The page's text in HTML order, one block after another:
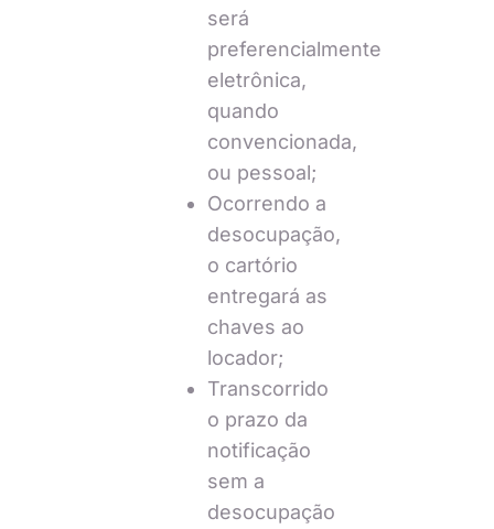
será
preferencialmente
eletrônica,
quando
convencionada,
ou pessoal;
Ocorrendo a
desocupação,
o cartório
entregará as
chaves ao
locador;
Transcorrido
o prazo da
notificação
sem a
desocupação